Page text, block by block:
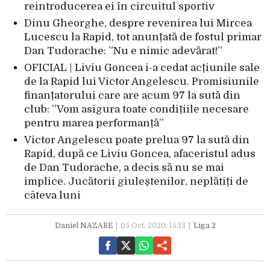
reintroducerea ei în circuitul sportiv
Dinu Gheorghe, despre revenirea lui Mircea
Lucescu la Rapid, tot anunțată de fostul primar
Dan Tudorache: ”Nu e nimic adevărat!”
OFICIAL | Liviu Goncea i-a cedat acțiunile sale
de la Rapid lui Victor Angelescu. Promisiunile
finanțatorului care are acum 97 la sută din
club: ”Vom asigura toate condițiile necesare
pentru marea performanță”
Victor Angelescu poate prelua 97 la sută din
Rapid, după ce Liviu Goncea, afaceristul adus
de Dan Tudorache, a decis să nu se mai
implice. Jucătorii giuleștenilor, neplătiți de
câteva luni
Daniel NAZARE 05 Oct. 2020, 15:13 Liga 2